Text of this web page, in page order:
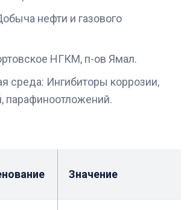
нефти и газового
НГКМ, п-ов Ямал.
среда: Ингибиторы коррозии,
парафиноотложений.
Значение